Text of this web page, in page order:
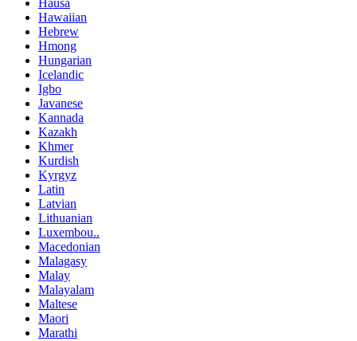
Hausa
Hawaiian
Hebrew
Hmong
Hungarian
Icelandic
Igbo
Javanese
Kannada
Kazakh
Khmer
Kurdish
Kyrgyz
Latin
Latvian
Lithuanian
Luxembou..
Macedonian
Malagasy
Malay
Malayalam
Maltese
Maori
Marathi